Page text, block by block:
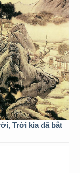
Trời kia đã bắt